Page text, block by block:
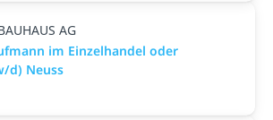
AG
im Einzelhandel oder
d) Neuss